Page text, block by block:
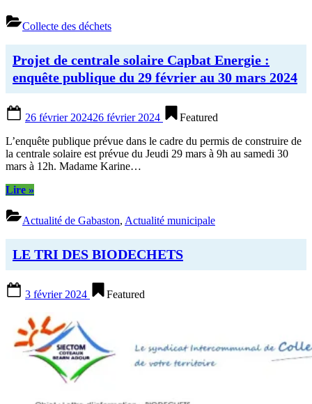
Collecte des déchets
Projet de centrale solaire Capbat Energie :
enquête publique du 29 février au 30 mars 2024
on
26 février 202426 février 2024
Featured
L’enquête publique prévue dans le cadre du permis de construire de
la centrale solaire est prévue du Jeudi 29 mars à 9h au samedi 30
mars à 12h. Madame Karine…
Lire“Projet
centrale
solaire
Capbat
Energie
:
publique
du
29
février
au
30
mars
»
Actualité de Gabaston, Actualité municipale
LE TRI DES BIODECHETS
on
3 février 2024 Featured